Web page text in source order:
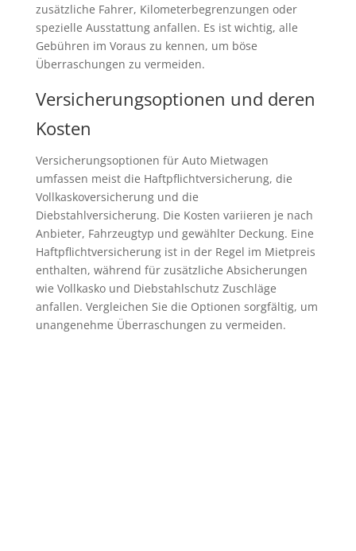
zusätzliche Fahrer, Kilometerbegrenzungen oder
spezielle Ausstattung anfallen. Es ist wichtig, alle
Gebühren im Voraus zu kennen, um böse
Überraschungen zu vermeiden.
Versicherungsoptionen und deren
Kosten
Versicherungsoptionen für Auto Mietwagen
umfassen meist die Haftpflichtversicherung, die
Vollkaskoversicherung und die
Diebstahlversicherung. Die Kosten variieren je nach
Anbieter, Fahrzeugtyp und gewählter Deckung. Eine
Haftpflichtversicherung ist in der Regel im Mietpreis
enthalten, während für zusätzliche Absicherungen
wie Vollkasko und Diebstahlschutz Zuschläge
anfallen. Vergleichen Sie die Optionen sorgfältig, um
unangenehme Überraschungen zu vermeiden.